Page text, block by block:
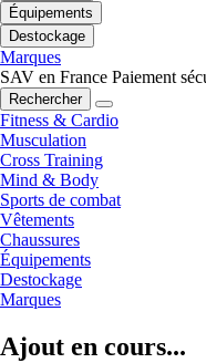
Équipements
Destockage
Marques
SAV en France Paiement
Rechercher
Fitness & Cardio
Musculation
Cross Training
Mind & Body
Sports de combat
Vêtements
Chaussures
Équipements
Destockage
Marques
Ajout en cours...